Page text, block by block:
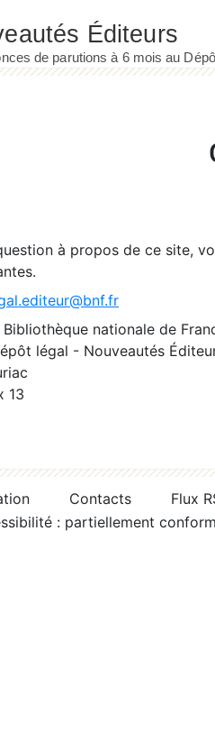
à propos de ce site,
Bibliothèque nationale de
légal - Nouveautés
13
Contacts
Flux
: partiellement